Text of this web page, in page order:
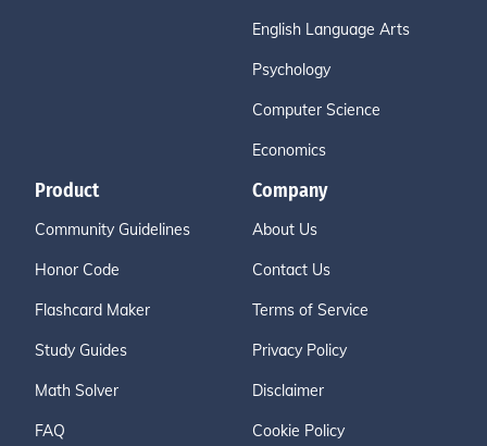
English Language Arts
Psychology
Computer Science
Economics
Product
Community Guidelines
Honor Code
Flashcard Maker
Study Guides
Math Solver
FAQ
Company
About Us
Contact Us
Terms of Service
Privacy Policy
Disclaimer
Cookie Policy